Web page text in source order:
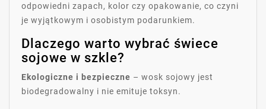
odpowiedni zapach, kolor czy opakowanie, co czyni
je wyjątkowym i osobistym podarunkiem.
Dlaczego warto wybrać świece
sojowe w szkle?
Ekologiczne i bezpieczne – wosk sojowy jest
biodegradowalny i nie emituje toksyn.